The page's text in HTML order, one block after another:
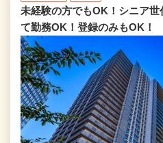
未経験の方でもOK！シニア
て勤務OK！登録のみもOK！